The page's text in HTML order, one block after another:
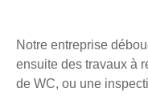
Notre entreprise
ensuite des travaux à
de WC, ou une